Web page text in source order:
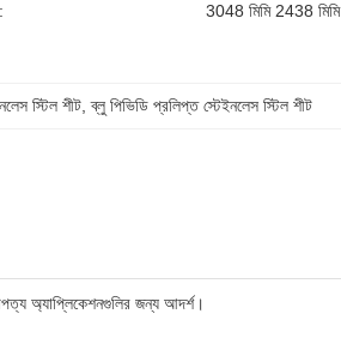
3048 মিমি 2438 মিমি
স্টিল শীট , ব্লু পিভিডি প্রলিপ্ত স্টেইনলেস স্টিল শীট
অ্যাপ্লিকেশনগুলির জন্য আদর্শ।